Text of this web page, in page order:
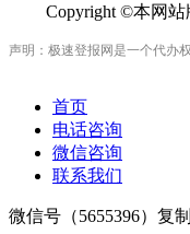
Copyright ©本网站
声明：极速登报网是一个代办
首页
电话咨询
微信咨询
联系我们
微信号（5655396）复